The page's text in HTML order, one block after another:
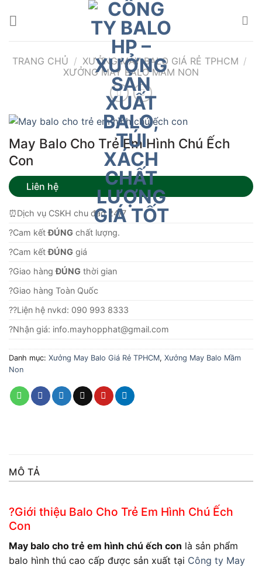
TRANG CHỦ / XƯỞNG MAY BALO GIÁ RẺ TPHCM /
XƯỞNG MAY BALO MẦM NON
May Balo Cho Trẻ Em Hình Chú Ếch
Con
Liên hệ
⏰Dịch vụ CSKH chu đáo 24/7
?Cam kếtĐÚNG chất lượng.
?Cam kếtĐÚNG giá
?Giao hàngĐÚNG thời gian
?Giao hàng Toàn Quốc
??Liện hệ nvkd: 090 993 8333
?Nhận giá: info.mayhopphat@gmail.com
Danh mục: Xưởng May Balo Giá Rẻ TPHCM, Xưởng May Balo Mầm
Non
MÔ TẢ
?Giới thiệu Balo Cho Trẻ Em Hình Chú Ếch
Con
May balo cho trẻ em hình chú ếch con là sản phẩm
balo hình thú cao cấp được sản xuất tại Công ty May